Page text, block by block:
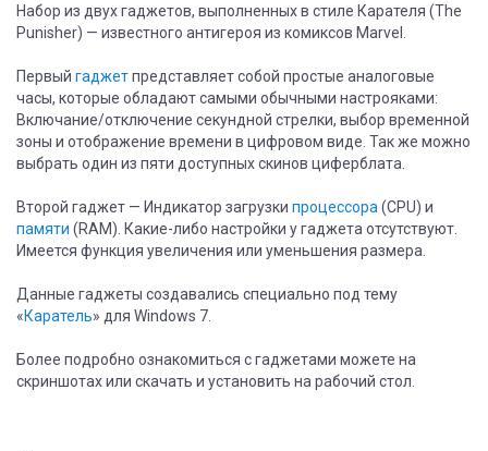
Набор из двух гаджетов, выполненных в стиле Карателя (The
Punisher) — известного антигероя из комиксов Marvel.
Первый гаджетпредставляет собой простые аналоговые
часы, которые обладают самыми обычными настрояками:
Включание/отключение секундной стрелки, выбор временной
зоны и отображение времени в цифровом виде. Так же можно
выбрать один из пяти доступных скинов циферблата.
Второй гаджет — Индикатор загрузки процессора (CPU) и
памяти (RAM). Какие-либо настройки у гаджета отсутствуют.
Имеется функция увеличения или уменьшения размера.
Данные гаджеты создавались специально под тему
«Каратель» для Windows 7.
Более подробно ознакомиться с гаджетами можете на
скриншотах или скачать и установить на рабочий стол.